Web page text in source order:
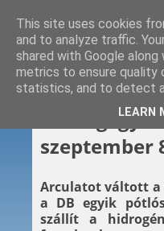
2025. 09. 20.
Hétvégi
szeptember
Arculatot váltott a
a DB egyik
szállít a
This site uses cookies
and to analyze traffic.
shared with Google
metrics to ensure quality
statistics, and to detect
LEARN